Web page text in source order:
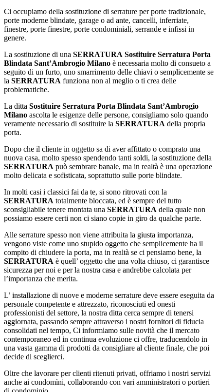
Ci occupiamo della sostituzione di serrature per porte tradizionale,
porte moderne blindate, garage o ad ante, cancelli, inferriate,
finestre, porte finestre, porte condominiali, serrande e infissi in
genere.
La sostituzione di una SERRATURA Sostituire Serratura Porta
Blindata Sant’Ambrogio Milano è necessaria molto di consueto a
seguito di un furto, uno smarrimento delle chiavi o semplicemente se
la SERRATURA funziona non al meglio o ti crea delle
problematiche.
La ditta Sostituire Serratura Porta Blindata Sant’Ambrogio
Milano ascolta le esigenze delle persone, consigliamo solo quando
veramente necessario di sostituire la SERRATURA della propria
porta.
Dopo che il cliente in oggetto sa di aver affittato o comprato una
nuova casa, molto spesso spendendo tanti soldi, la sostituzione della
SERRATURA può sembrare banale, ma in realtà è una operazione
molto delicata e sofisticata, soprattutto sulle porte blindate.
In molti casi i classici fai da te, si sono ritrovati con la
SERRATURA totalmente bloccata, ed è sempre del tutto
sconsigliabile tenere montata una SERRATURA della quale non
possiamo essere certi non ci siano copie in giro da qualche parte.
Alle serrature spesso non viene attribuita la giusta importanza,
vengono viste come uno stupido oggetto che semplicemente ha il
compito di chiudere la porta, ma in realtà se ci pensiamo bene, la
SERRATURA è quell’ oggetto che una volta chiuso, ci garantisce
sicurezza per noi e per la nostra casa e andrebbe calcolata per
l’importanza che merita.
L’ installazione di nuove e moderne serrature deve essere eseguita da
personale competente e attrezzato, riconosciuti ed onesti
professionisti del settore, la nostra ditta cerca sempre di tenersi
aggiornata, passando sempre attraverso i nostri fornitori di fiducia
consolidati nel tempo, Ci informiamo sulle novità che il mercato
contemporaneo ed in continua evoluzione ci offre, traducendolo in
una vasta gamma di prodotti da consigliare al cliente finale, che poi
decide di sceglierci.
Oltre che lavorare per clienti ritenuti privati, offriamo i nostri servizi
anche ai condomìni, collaborando con vari amministratori o portieri